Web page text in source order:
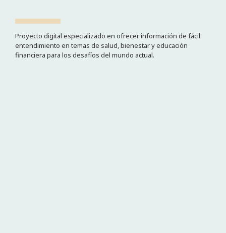
Proyecto digital especializado en ofrecer información de fácil
entendimiento en temas de salud, bienestar y educación
financiera para los desafíos del mundo actual.